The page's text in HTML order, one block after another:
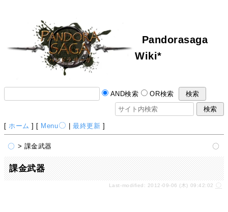
Pandorasaga
Wiki*
AND検索 OR検索
[ ホーム ] [ Menu |最終更新 ]
> 課金武器
課金武器
Last-modified: 2012-09-06 (木) 09:42:02